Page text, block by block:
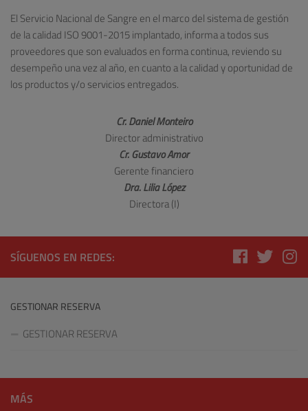
El Servicio Nacional de Sangre en el marco del sistema de gestión
de la calidad ISO 9001-2015 implantado, informa a todos sus
proveedores que son evaluados en forma continua, reviendo su
desempeño una vez al año, en cuanto a la calidad y oportunidad de
los productos y/o servicios entregados.
Cr. Daniel Monteiro
Director administrativo
Cr. Gustavo Amor
Gerente financiero
Dra. Lilia López
Directora (I)
SÍGUENOS EN REDES:
GESTIONAR RESERVA
GESTIONAR RESERVA
MÁS